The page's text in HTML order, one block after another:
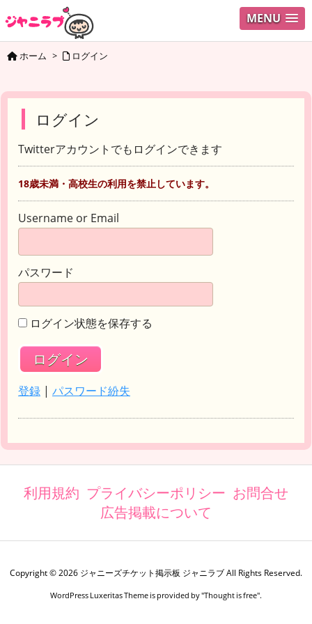
MENU
ホーム > ログイン
ログイン
Twitterアカウントでもログインできます
18歳未満・高校生の利用を禁止しています。
Username or Email
パスワード
ログイン状態を保存する
登録 | パスワード紛失
利用規約 プライバシーポリシー お問合せ
広告掲載について
Copyright ©2026 ジャニーズチケット掲示板 ジャニラブAll Rights Reserved.
WordPress Luxeritas Theme is provided by "Thought is free".